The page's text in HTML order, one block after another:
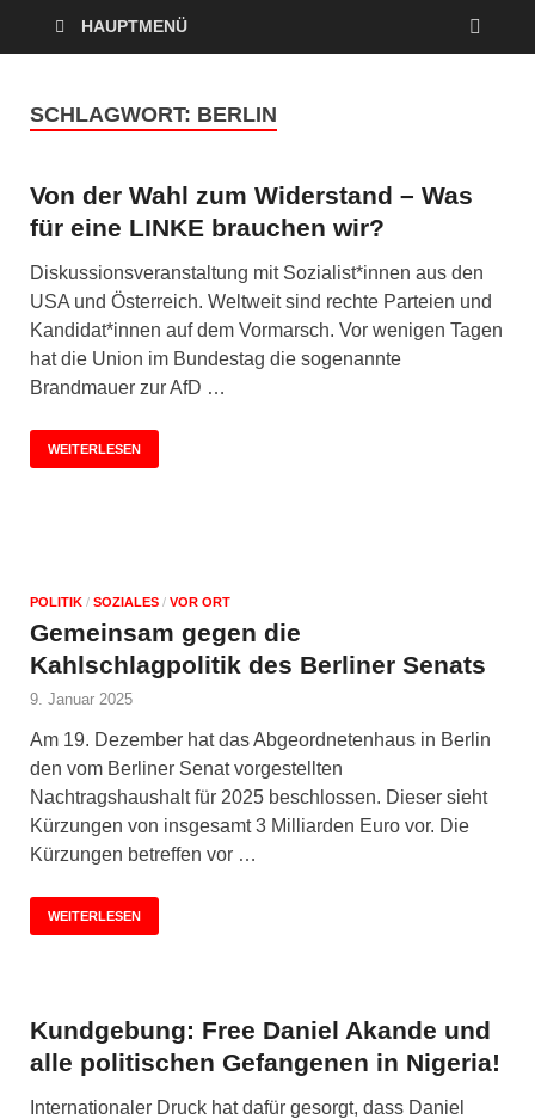
HAUPTMENÜ
SCHLAGWORT: BERLIN
Von der Wahl zum Widerstand – Was
für eine LINKE brauchen wir?
Diskussionsveranstaltung mit Sozialist*innen aus den
USA und Österreich. Weltweit sind rechte Parteien und
Kandidat*innen auf dem Vormarsch. Vor wenigen Tagen
hat die Union im Bundestag die sogenannte
Brandmauer zur AfD …
WEITERLESEN
POLITIK / SOZIALES / VOR ORT
Gemeinsam gegen die
Kahlschlagpolitik des Berliner Senats
9. Januar 2025
Am 19. Dezember hat das Abgeordnetenhaus in Berlin
den vom Berliner Senat vorgestellten
Nachtragshaushalt für 2025 beschlossen. Dieser sieht
Kürzungen von insgesamt 3 Milliarden Euro vor. Die
Kürzungen betreffen vor …
WEITERLESEN
Kundgebung: Free Daniel Akande und
alle politischen Gefangenen in Nigeria!
Internationaler Druck hat dafür gesorgt, dass Daniel